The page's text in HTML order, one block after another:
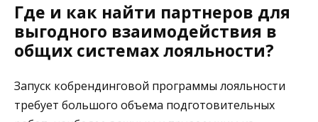
Где и как найти партнеров для
выгодного взаимодействия в
общих системах лояльности?
Запуск кобрендинговой программы лояльности
требует большого объема подготовительных